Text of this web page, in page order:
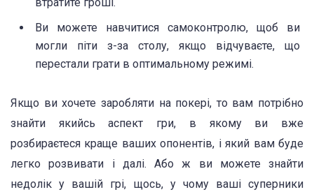
Ви можете навчитися самоконтролю, щоб ви
могли піти з-за столу, якщо відчуваєте, що
перестали грати в оптимальному режимі.
Якщо ви хочете заробляти на покері, то вам потрібно
знайти якийсь аспект гри, в якому ви вже
розбираєтеся краще ваших опонентів, і який вам буде
легко розвивати і далі. Або ж ви можете знайти
недолік у вашій грі, щось, у чому ваші суперники